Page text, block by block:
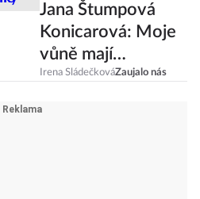
Jana Štumpová
Konicarová: Moje
vůně mají
promyšlené účinky
Irena SládečkováZaujalo nás